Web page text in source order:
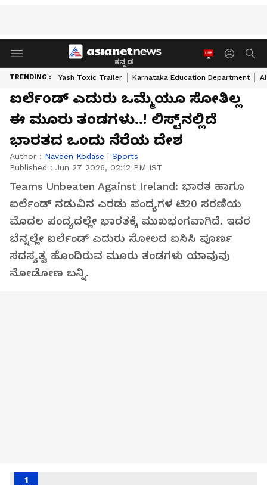
ಕನ್ನಡ
TRENDING : Yash Toxic Trailer Karnataka Education Department
ಐರ್ಲೆಂಡ್‌ ಎದುರು ಒಮ್ಮೆಯೂ ಸೋತಿಲ್ಲ
ಈ ಮೂರು ತಂಡಗಳು..! ಲಿಸ್ಟ್‌ನಲ್ಲಿದೆ
ಭಾರತದ ಒಂದು ನೆರೆಯ ದೇಶ
Author : Naveen Kodase | Sports
Published : Jun 27 2026, 02:12 PM IST
Teams Unbeaten Against Ireland: ಭಾರತ ಹಾಗೂ
ಐರ್ಲೆಂಡ್ ನಡುವಿನ ಎರಡು ಪಂದ್ಯಗಳ ಟಿ20 ಸರಣಿಯ
ಮೊದಲ ಪಂದ್ಯದಲ್ಲೇ ಭಾರತಕ್ಕೆ ಮುಖಭಂಗವಾಗಿದೆ. ಇದರ
ಬೆನ್ನಲ್ಲೇ ಐರ್ಲೆಂಡ್ ಎದುರು ಸೋಲದ ಐಸಿಸಿ ಪೂರ್ಣ
ಸದಸ್ಯತ್ವ ಹೊಂದಿರುವ ಮೂರು ತಂಡಗಳು ಯಾವುವು
ನೋಡೋಣ ಬನ್ನಿ.
1